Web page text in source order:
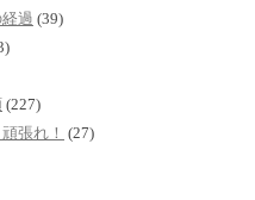
過 (39)
(227)
張れ！ (27)